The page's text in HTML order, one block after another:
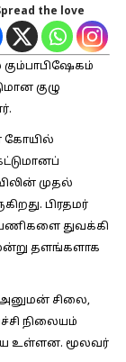
the love
குழு
கோயில்
முதல்
பிரதமர்
பணிகளை துவக்கி
தளங்களாக
அனுமன் சிலை,
நிலையம்
உள்ளன. மூலவர்